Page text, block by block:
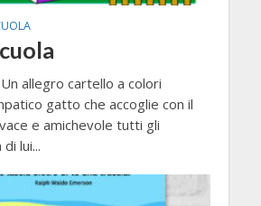
allegro cartello a colori
gatto che accoglie con il
e amichevole tutti gli
lui...